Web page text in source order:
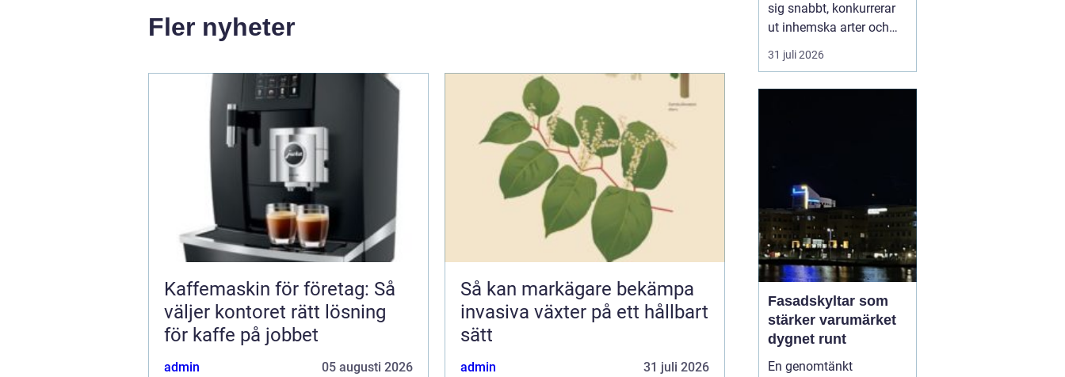
Fler nyheter
Kaffemaskin för företag: Så
väljer kontoret rätt lösning
för kaffe på jobbet
admin 05 augusti 2026
Så kan markägare bekämpa
invasiva växter på ett hållbart
sätt
admin 31 juli 2026
sig snabbt, konkurrerar
ut inhemska arter och
kan på sikt förändra hela
ekosystem. De orsakar
man ska agera, utan
hu...
31 juli 2026
Fasadskyltar som
stärker varumärket
dygnet runt
En genomtänkt